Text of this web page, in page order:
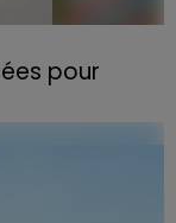
pour
en